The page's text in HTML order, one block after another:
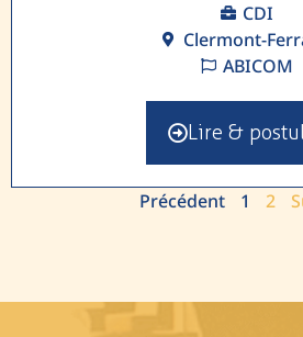
CDI
Clermont-
ABICOM
Lire &
Précédent 1 2